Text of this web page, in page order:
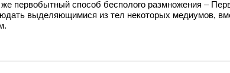
способ бесполого размножения –
выделяющимися из тел некоторых медиумов,